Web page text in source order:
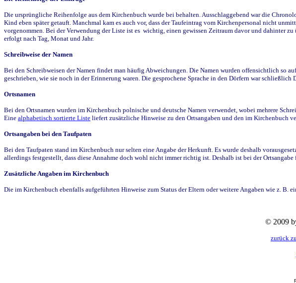
Die ursprüngliche Reihenfolge aus dem Kirchenbuch wurde bei behalten. Ausschlaggebend war die
Kind eben später getauft. Manchmal kam es auch vor, dass der Taufeintrag vom Kirchenpersonal nicht
vorgenommen. Bei der Verwendung der Liste ist es wichtig, einen gewissen Zeitraum davor und dahinter
erfolgt nach Tag, Monat und Jahr.
Schreibweise der Namen
Bei den Schreibweisen der Namen findet man häufig Abweichungen. Die Namen wurden offensichtlich so
geschrieben, wie sie noch in der Erinnerung waren. Die gesprochene Sprache in den Dörfern war
Ortsnamen
Bei den Ortsnamen wurden im Kirchenbuch polnische und deutsche Namen verwendet, wobei mehrere
Eine alphabetisch sortierte Liste liefert zusätzliche Hinweise zu den Ortsangaben und den im Kirchenbuch
Ortsangaben bei den Taufpaten
Bei den Taufpaten stand im Kirchenbuch nur selten eine Angabe der Herkunft. Es wurde deshalb
allerdings festgestellt, dass diese Annahme doch wohl nicht immer richtig ist. Deshalb ist bei der
Zusätzliche Angaben im Kirchenbuch
Die im Kirchenbuch ebenfalls aufgeführten Hinweise zum Status der Eltern oder weitere Angaben wie z. B.
© 2009
zurück